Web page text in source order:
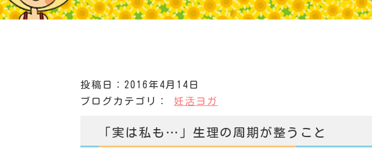
投稿日：2016年4月14日
ブログカテゴリ： 妊活ヨガ
「実は私も…」生理の周期が整うこと